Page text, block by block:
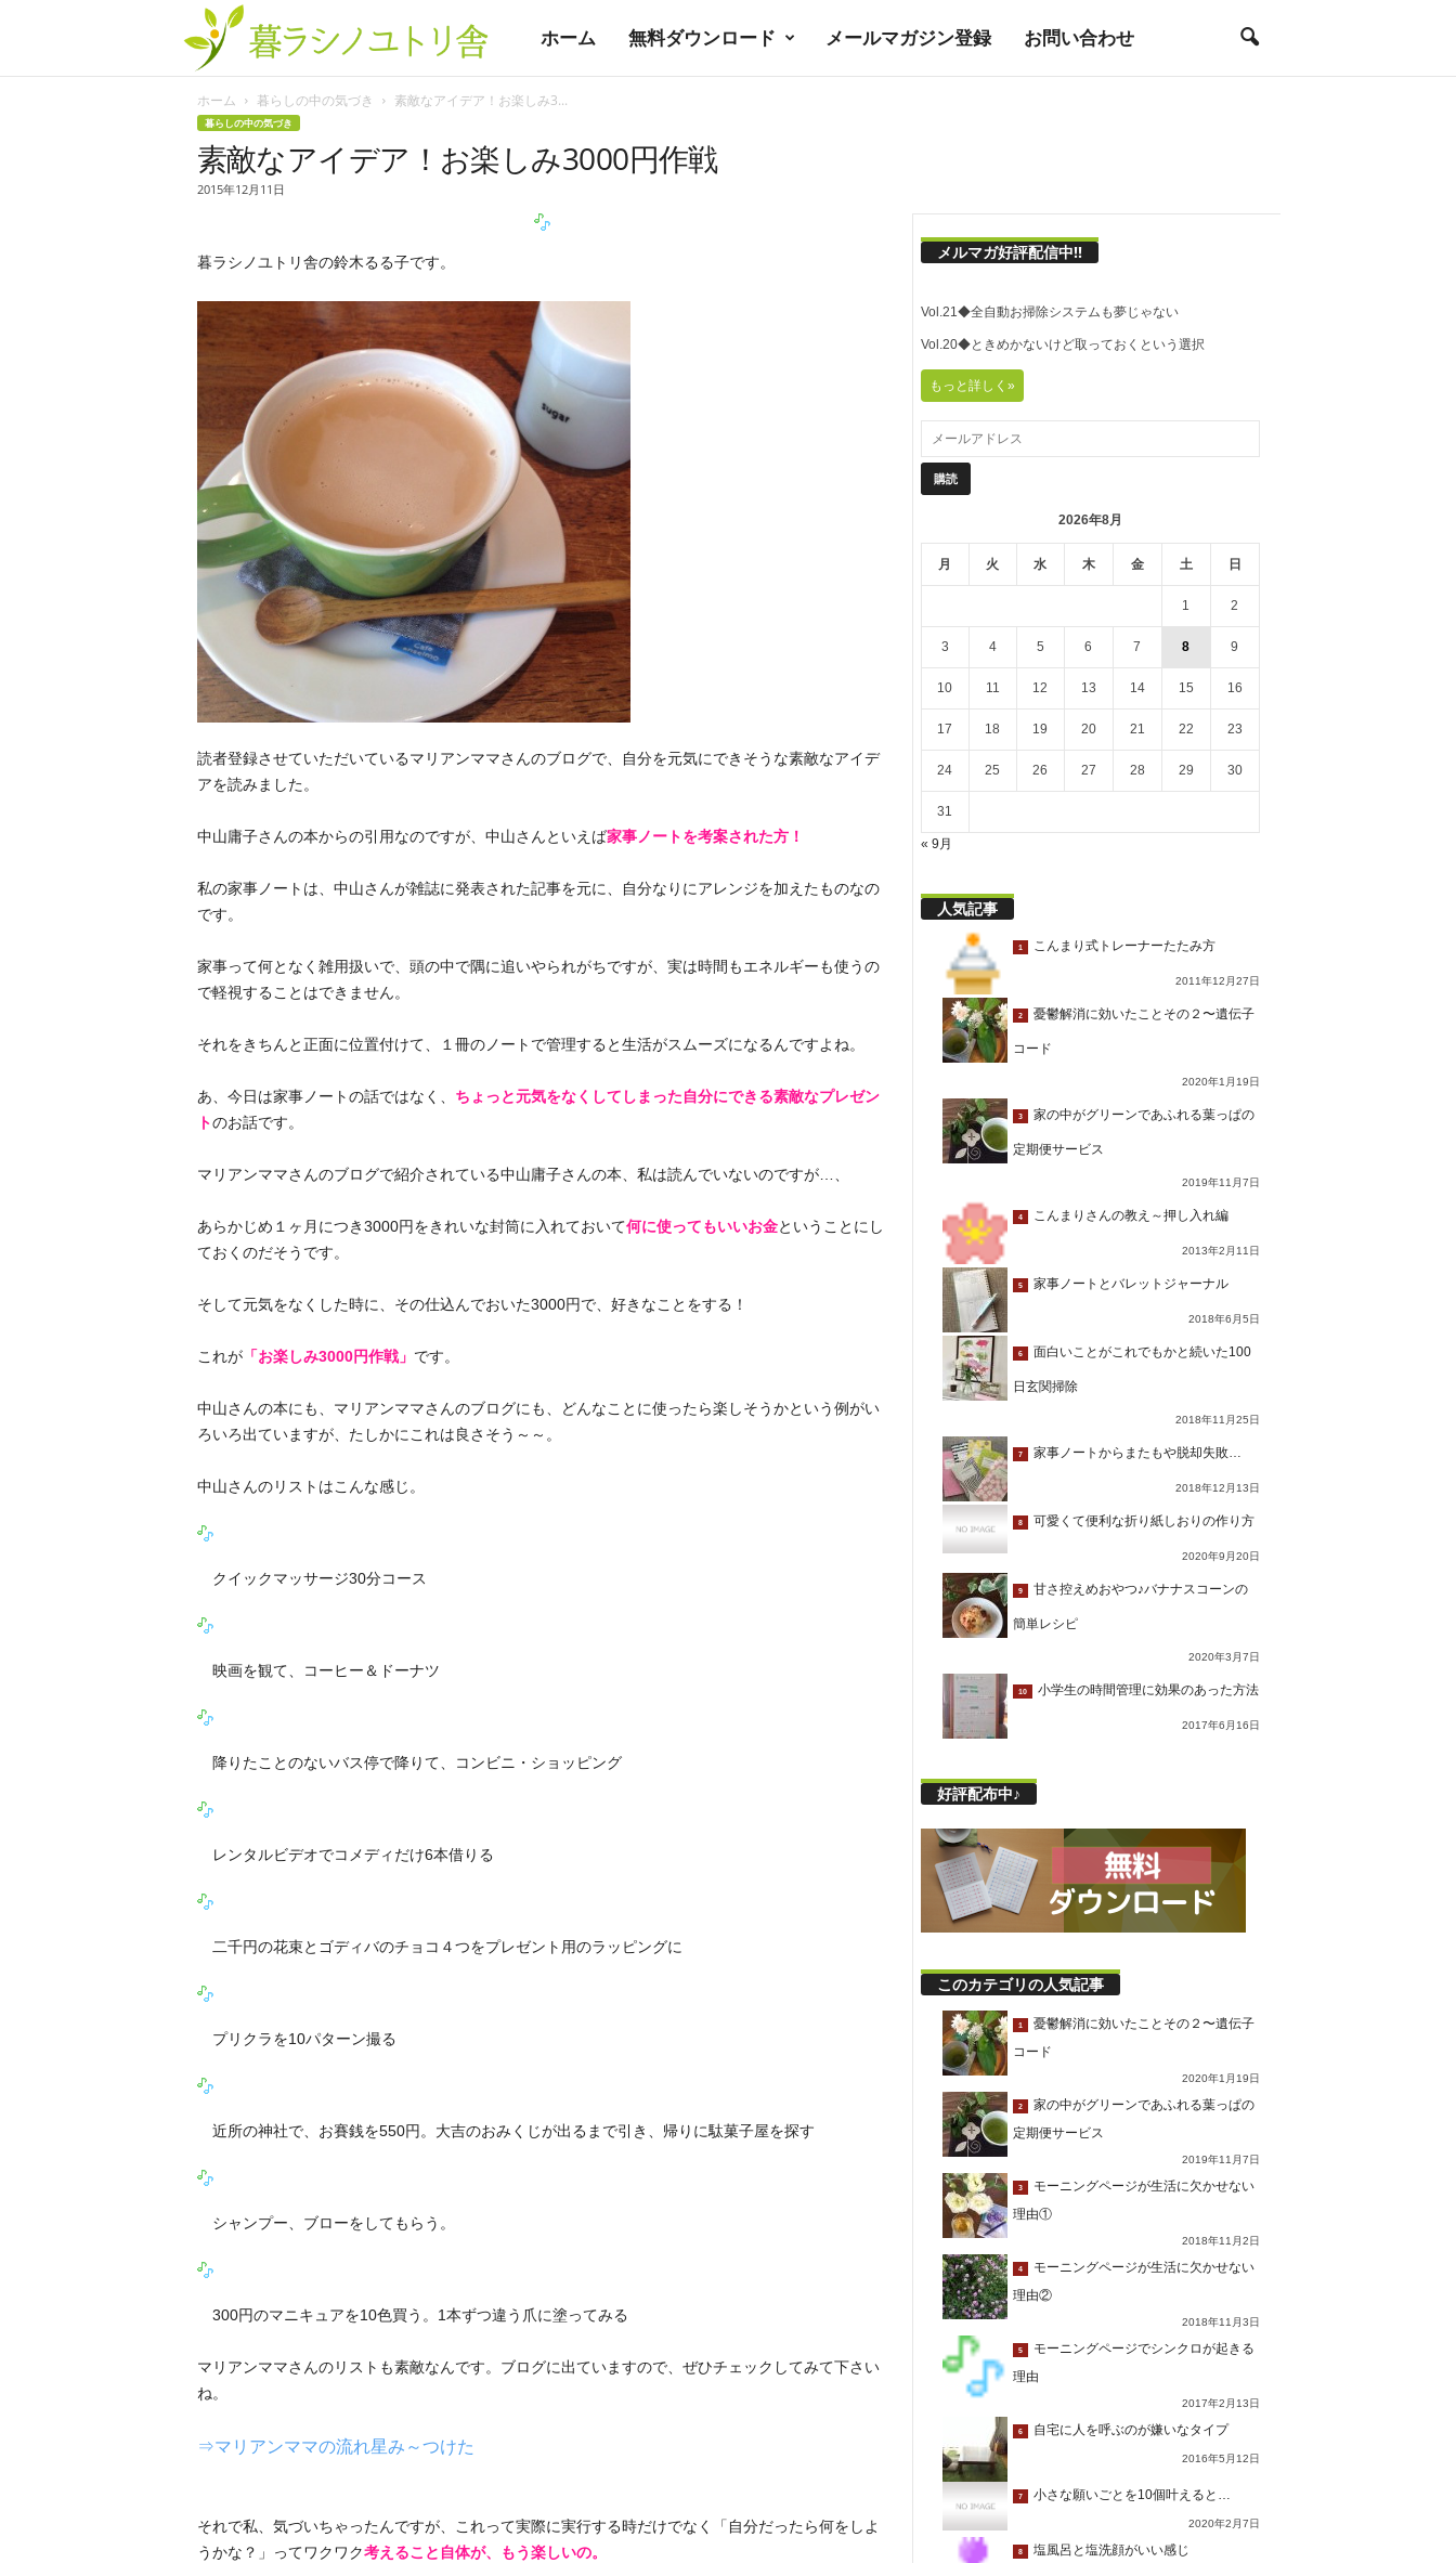
ラ
ユ
ホーム 無料ダウンロード メールマガジン登録 お問い合わせ
ホーム 暮らしの中の気づき 素敵なアイデア！お楽しみ3...
暮らしの中の気づき
素敵なアイデア！お楽しみ3000円作戦
2015年12月11日
暮ラシノユトリ舎の鈴木るる子です。
読者登録させていただいているマリアンママさんのブログで、自分を元気にできそうな素敵なアイデ
アを読みました。
中山庸子さんの本からの引用なのですが、中山さんといえば家事ノートを考案された方！
私の家事ノートは、中山さんが雑誌に発表された記事を元に、自分なりにアレンジを加えたものなの
です。
家事って何となく雑用扱いで、頭の中で隅に追いやられがちですが、実は時間もエネルギーも使うの
で軽視することはできません。
それをきちんと正面に位置付けて、１冊のノートで管理すると生活がスムーズになるんですよね。
あ、今日は家事ノートの話ではなく、 ちょっと元気をなくしてしまった自分にできる素敵なプレゼン
トのお話です。
マリアンママさんのブログで紹介されている中山庸子さんの本、私は読んでいないのですが…、
あらかじめ１ヶ月につき3000円をきれいな封筒に入れておいて何に使ってもいいお金ということにし
ておくのだそうです。
そして元気をなくした時に、その仕込んでおいた3000円で、好きなことをする！
これが「お楽しみ3000円作戦」 です。
中山さんの本にも、マリアンママさんのブログにも、どんなことに使ったら楽しそうかという例がい
ろいろ出ていますが、たしかにこれは良さそう～～。
中山さんのリストはこんな感じ。
クイックマッサージ30分コース
映画を観て、コーヒー＆ドーナツ
降りたことのないバス停で降りて、コンビニ・ショッピング
レンタルビデオでコメディだけ6本借りる
二千円の花束とゴディバのチョコ４つをプレゼント用のラッピングに
プリクラを10パターン撮る
近所の神社で、お賽銭を550円。大吉のおみくじが出るまで引き、帰りに駄菓子屋を探す
シャンプー、ブローをしてもらう。
300円のマニキュアを10色買う。1本ずつ違う爪に塗ってみる
マリアンママさんのリストも素敵なんです。ブログに出ていますので、ぜひチェックしてみて下さい
ね。
⇒マリアンママの流れ星み～つけた
それで私、気づいちゃったんですが、これって実際に実行する時だけでなく「自分だったら何をしよ
うかな？」ってワクワク考えること自体が、もう楽しいの。
メルマガ好評配信中!!
Vol.21◆全自動お掃除システムも夢じゃない
Vol.20◆ときめかないけど取っておくという選択
もっと詳しく»
2026年8月
月 火 水 木 金 土 日
1 2
3 4 5 6 7 8 9
10 11 12 13 14 15 16
17 18 19 20 21 22 23
24 25 26 27 28 29 30
31
« 9月
人気記事
1 こんまり式トレーナーたたみ方
2011年12月27日
2 憂鬱解消に効いたことその２〜遺伝子
コード
2020年1月19日
3 家の中がグリーンであふれる葉っぱの
定期便サービス
2019年11月7日
4 こんまりさんの教え～押し入れ編
2013年2月11日
5 家事ノートとバレットジャーナル
2018年6月5日
6 面白いことがこれでもかと続いた100
日玄関掃除
2018年11月25日
7 家事ノートからまたもや脱却失敗…
2018年12月13日
8 可愛くて便利な折り紙しおりの作り方
2020年9月20日
9 甘さ控えめおやつ♪バナナスコーンの
簡単レシピ
2020年3月7日
10 小学生の時間管理に効果のあった方法
2017年6月16日
好評配布中♪
このカテゴリの人気記事
1
憂鬱解消に効いたことその２〜遺伝子
コード
2020年1月19日
2
家の中がグリーンであふれる葉っぱの
定期便サービス
2019年11月7日
3
モーニングページが生活に欠かせない
理由①
2018年11月2日
4
モーニングページが生活に欠かせない
理由②
2018年11月3日
5
モーニングページでシンクロが起きる
理由
2017年2月13日
6 自宅に人を呼ぶのが嫌いなタイプ
2016年5月12日
7 小さな願いごとを10個叶えると…
2020年2月7日
8 塩風呂と塩洗顔がいい感じ